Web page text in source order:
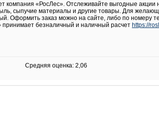
компания «РосЛес». Отслеживайте выгодные
сыпучие материалы и другие товары. Для
Оформить заказ можно на сайте, либо по номеру
принимает безналичный и наличный расчет https://
Средняя оценка: 2,06